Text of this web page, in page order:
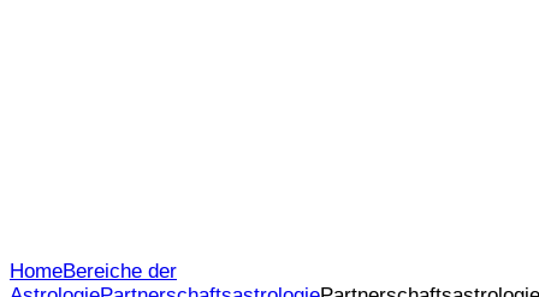
HomeBereiche der